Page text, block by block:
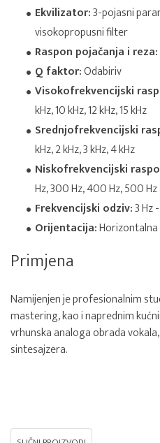
Ekvilizator:3-pojasni
visokopropusni filter
Raspon pojačanja i reza:
Q faktor:Odabiriv
Visokofrekvencijski
kHz, 10 kHz, 12 kHz, 15 kHz
Srednjofrekvencijski
kHz, 2 kHz, 3 kHz, 4 kHz
Niskofrekvencijski
Hz, 300 Hz, 400 Hz, 500 Hz
Frekvencijski odziv:3 Hz
Orijentacija:Horizontalna
Primjena
Namijenjen je profesionalnim
mastering, kao i naprednim
vrhunska analoga obrada
sintesajzera.